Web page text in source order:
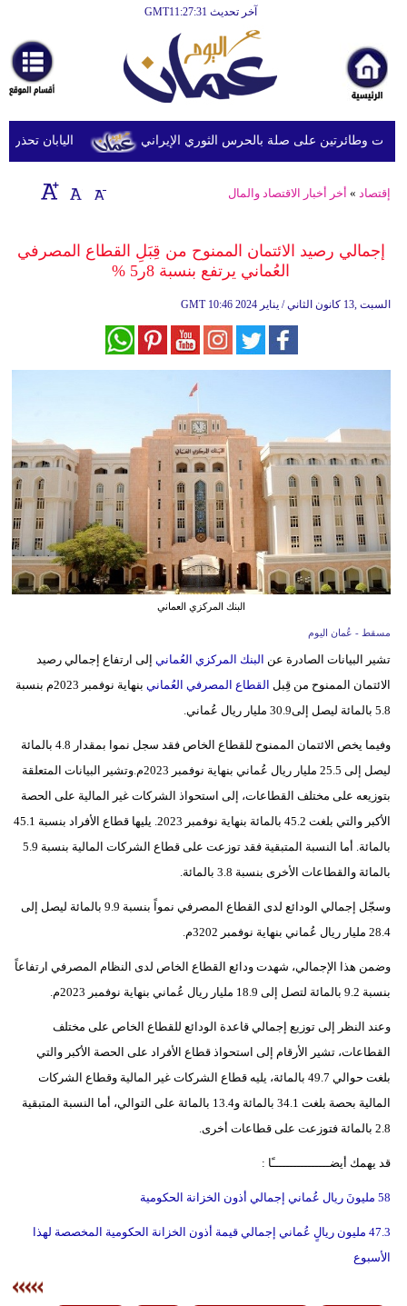
آخر تحديث GMT11:27:31
أخبارعاجلة
رياضة
ثقافة
إقتصاد
وموسيقى
ديكور
أخبار
إعلام
تعليم
علوم
وتكنولوجيا
مدوَّنات
أبراج
فيديو
اليابان تحذر من على صلة بالحرس الثوري الإيراني
إقتصاد » أخر أخبار الاقتصاد والمال
إجمالي رصيد الائتمان الممنوح من قِبَلِ القطاع المصرفي
العُماني يرتفع بنسبة 8ر5 %
GMT 10:46 2024 السبت ,13 كانون الثاني / يناير
البنك المركزي العماني
مسقط - عُمان اليوم
تشير البيانات الصادرة عن البنك المركزي العُماني إلى ارتفاع إجمالي رصيد
الائتمان الممنوح من قِبل القطاع المصرفي العُماني
بنهاية نوفمبر 2023م بنسبة
5.8 بالمائة ليصل إلى30.9 مليار ريال عُماني.
وفيما يخص الائتمان الممنوح للقطاع الخاص فقد سجل نموا بمقدار 4.8 بالمائة
ليصل إلى 25.5 مليار ريال عُماني بنهاية نوفمبر 2023م.وتشير البيانات المتعلقة
بتوزيعه على مختلف القطاعات، إلى استحواذ الشركات غير المالية على الحصة
الأكبر والتي بلغت 45.2 بالمائة بنهاية نوفمبر 2023. يليها قطاع الأفراد بنسبة 45.1
بالمائة. أما النسبة المتبقية فقد توزعت على قطاع الشركات المالية بنسبة 5.9
بالمائة والقطاعات الأخرى بنسبة 3.8 بالمائة.
وسجّل إجمالي الودائع لدى القطاع المصرفي نمواً بنسبة 9.9 بالمائة ليصل إلى
28.4 مليار ريال عُماني بنهاية نوفمبر 3202م.
وضمن هذا الإجمالي، شهدت ودائع القطاع الخاص لدى النظام المصرفي ارتفاعاً
بنسبة 9.2 بالمائة لتصل إلى 18.9 مليار ريال عُماني بنهاية نوفمبر 2023م.
وعند النظر إلى توزيع إجمالي قاعدة الودائع للقطاع الخاص على مختلف
القطاعات، تشير الأرقام إلى استحواذ قطاع الأفراد على الحصة الأكبر والتي
بلغت حوالي 49.7 بالمائة، يليه قطاع الشركات غير المالية وقطاع الشركات
المالية بحصة بلغت 34.1 بالمائة و13.4 بالمائة على التوالي، أما النسبة المتبقية
2.8 بالمائة فتوزعت على قطاعات أخرى.
قد يهمك أيضــــــــــــــــًا :
58 مليونَ ريال عُماني إجمالي أذون الخزانة الحكومية
47.3 مليون ريالٍ عُماني إجمالي قيمة أذون الخزانة الحكومية المخصصة لهذا
الأسبوع